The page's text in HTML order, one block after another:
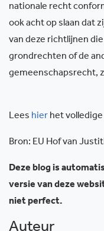
nationale recht
ook acht op slaan dat
van deze richtlijnen
grondrechten of de
gemeenschapsrecht,
Lees hier het
Bron: EU Hof van
Deze blog is
versie van deze
niet perfect.